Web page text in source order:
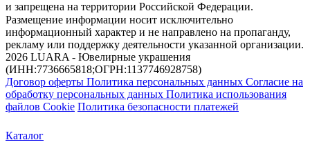
и запрещена на территории Российской Федерации.
Размещение информации носит исключительно
информационный характер и не направлено на пропаганду,
рекламу или поддержку деятельности указанной организации.
2026 LUARA - Ювелирные украшения
(ИНН:7736665818;ОГРН:1137746928758)
Договор оферты Политика персональных данных Согласие на
обработку персональных данных Политика использования
файлов Cookie Политика безопасности платежей
Каталог